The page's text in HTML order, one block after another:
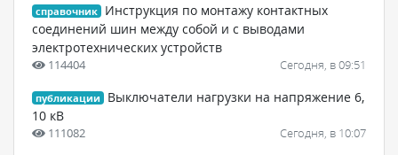
справочник
Инструкция по монтажу контактных
соединений шин между собой и с выводами
электротехнических устройств
114404 Сегодня, в 09:51
публикации
Выключатели нагрузки на напряжение 6,
10 кВ
111082 Сегодня, в 10:07